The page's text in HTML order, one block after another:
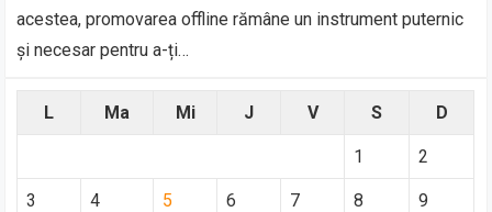
acestea, promovarea offline rămâne un instrument puternic
și necesar pentru a-ți…
L Ma Mi J V S D
1 2
3 4 5 6 7 8 9